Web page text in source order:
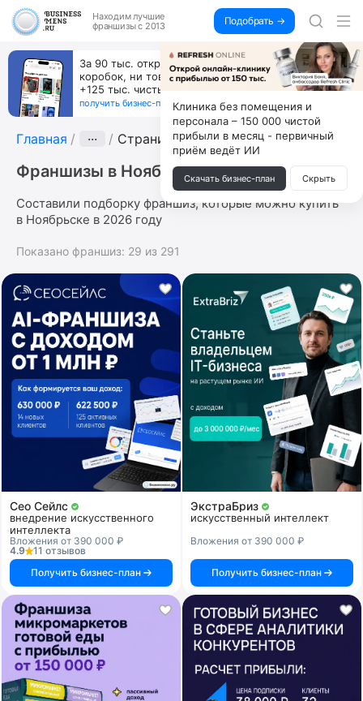
Находим лучшие
франшизы с 2013
Подобрать →
За 90 тыс. открой магазин на Авито, дома ни
коробок, ни товара, ни склада, зато каждый месяц
+125 тыс. чистыми
получить бизнес-план ↓
Главная ··· Страница 2
Франшизы в Ноябрьске
Составили подборку франшиз, которые можно купить
в Ноябрьске в 2026 году
Показано франшиз: 29 из 291
Сео Сейлс
внедрение искусственного
интеллекта
Вложения от 390 000 ₽
4.9
11 отзывов
Получить бизнес-план
ЭкстраБриз
искусственный интеллект
Вложения от 390 000 ₽
Получить бизнес-план
Клиника без помещения и
персонала – 150 000 чистой
прибыли в месяц - первичный
приём ведёт ИИ
Скачать бизнес-план Скрыть